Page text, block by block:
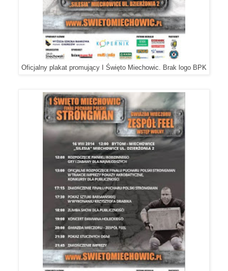
Oficjalny plakat promujący I Święto Miechowic. Brak logo BPK